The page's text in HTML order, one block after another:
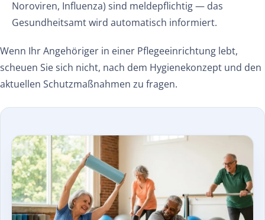
Noroviren, Influenza) sind meldepflichtig — das
Gesundheitsamt wird automatisch informiert.
Wenn Ihr Angehöriger in einer Pflegeeinrichtung lebt,
scheuen Sie sich nicht, nach dem Hygienekonzept und den
aktuellen Schutzmaßnahmen zu fragen.